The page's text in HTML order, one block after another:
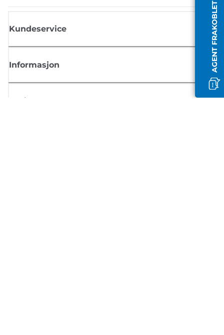
AGENT FRAKOBLET
Kundeservice
Informasjon
Butikk